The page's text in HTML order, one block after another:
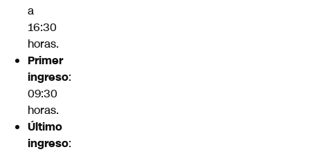
a
16:30
horas.
Primer
ingreso:
09:30
horas.
Último
ingreso: